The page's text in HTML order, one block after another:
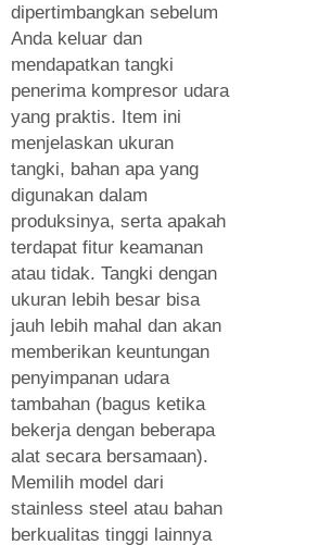
dipertimbangkan sebelum
Anda keluar dan
mendapatkan tangki
penerima kompresor udara
yang praktis. Item ini
menjelaskan ukuran
tangki, bahan apa yang
digunakan dalam
produksinya, serta apakah
terdapat fitur keamanan
atau tidak. Tangki dengan
ukuran lebih besar bisa
jauh lebih mahal dan akan
memberikan keuntungan
penyimpanan udara
tambahan (bagus ketika
bekerja dengan beberapa
alat secara bersamaan).
Memilih model dari
stainless steel atau bahan
berkualitas tinggi lainnya